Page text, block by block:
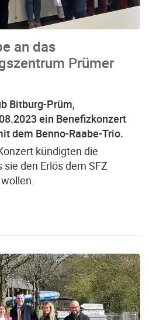
an das
Prümer
Bitburg-Prüm,
ein Benefizkonzert
dem Benno-Raabe-Trio.
kündigten die
den Erlös dem SFZ